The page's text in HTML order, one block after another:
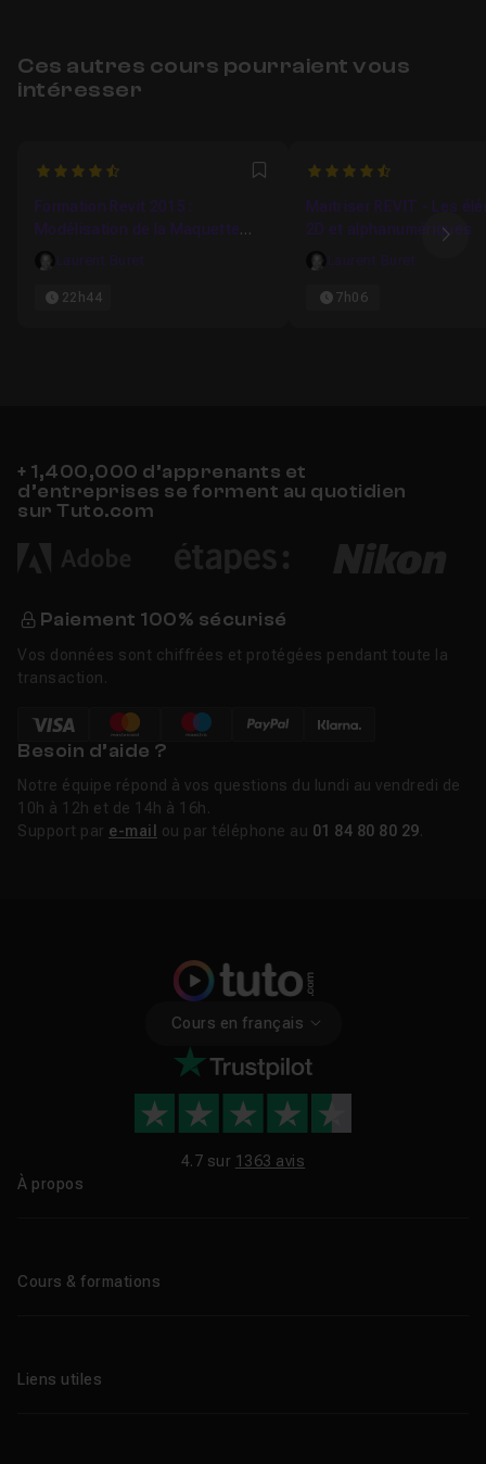
Ces autres cours pourraient vous
intéresser
4.3333333333333 Favori
Formation Revit 2015 :
Modélisation de la Maquette
numérique BIM
Laurent Buret
22h44
4.8
Maitriser REVIT - Les
2D et alphanumériques
Laurent Buret
7h06
+ 1,400,000 d’apprenants et
d’entreprises se forment au quotidien
sur Tuto.com
Paiement 100% sécurisé
Vos données sont chiffrées et protégées pendant toute la
transaction.
Besoin d’aide ?
Notre équipe répond à vos questions du lundi au vendredi de
10h à 12h et de 14h à 16h.
Support par e-mail ou par téléphone au 01 84 80 80 29
Cours en français
4.7 sur 1363 avis
À propos
Cours & formations
Formations certifiantes
Liens utiles